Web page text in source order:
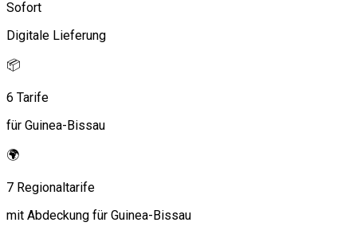
Sofort
Digitale Lieferung
📦
6 Tarife
für Guinea-Bissau
🌍
7 Regionaltarife
mit Abdeckung für Guinea-Bissau